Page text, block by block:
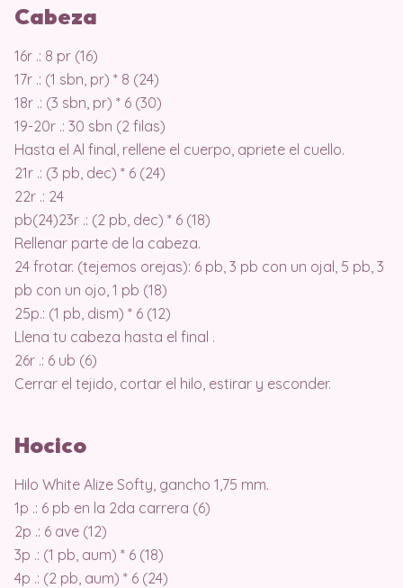
Cabeza
16r .: 8 pr (16)
17r .: (1 sbn, pr) * 8 (24)
18r .: (3 sbn, pr) * 6 (30)
19-20r .: 30 sbn (2 filas)
Hasta el Al final, rellene el cuerpo, apriete el cuello.
21r .: (3 pb, dec) * 6 (24)
22r .: 24
pb(24)23r .: (2 pb, dec) * 6 (18)
Rellenar parte de la cabeza.
24 frotar. (tejemos orejas): 6 pb, 3 pb con un ojal, 5 pb, 3
pb con un ojo, 1 pb (18)
25p.: (1 pb, dism) * 6 (12)
Llena tu cabeza hasta el final .
26r .: 6 ub (6)
Cerrar el tejido, cortar el hilo, estirar y esconder.
Hocico
Hilo White Alize Softy, gancho 1,75 mm.
1p .: 6 pb en la 2da carrera (6)
2p .: 6 ave (12)
3p .: (1 pb, aum) * 6 (18)
4p .: (2 pb, aum) * 6 (24)